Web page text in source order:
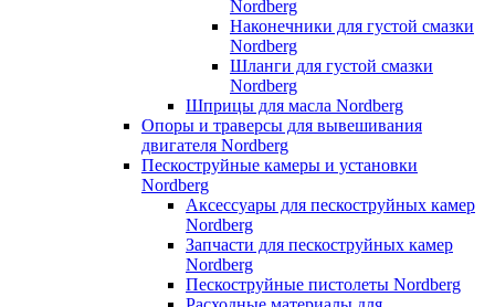
Nordberg
Наконечники для густой смазки
Nordberg
Шланги для густой смазки
Nordberg
Шприцы для масла Nordberg
Опоры и траверсы для вывешивания
двигателя Nordberg
Пескоструйные камеры и установки
Nordberg
Аксессуары для пескоструйных камер
Nordberg
Запчасти для пескоструйных камер
Nordberg
Пескоструйные пистолеты Nordberg